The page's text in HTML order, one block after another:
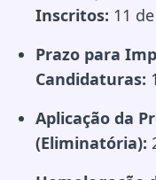
Inscritos: 11
Prazo para
Candidaturas:
Aplicação da
(Eliminatória):